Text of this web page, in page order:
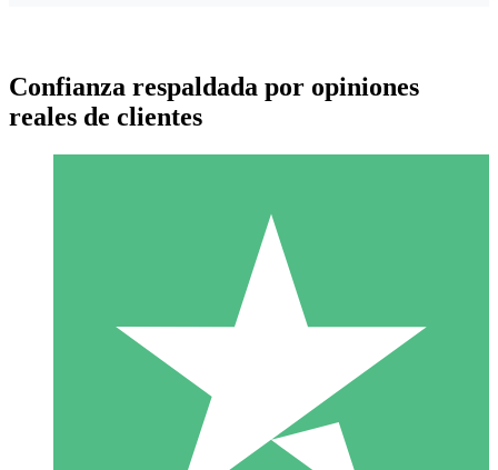
Paquetes de Créditos Individuales
Paga según el uso con créditos de descarga. Sin compromiso
10 00
Confianza respaldada por opiniones
reales de clientes